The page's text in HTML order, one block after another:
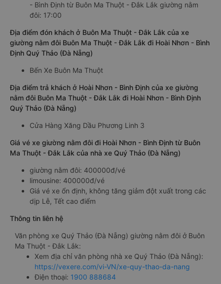
- Bình Định từ Buôn Ma Thuột - Đắk Lắk giường nằm
đôi: 17:00
Địa điểm đón khách ở Buôn Ma Thuột - Đắk Lắk của xe
giường nằm đôi Buôn Ma Thuột - Đắk Lắk đi Hoài Nhơn - Bình
Định Quý Thảo (Đà Nẵng)
Bến Xe Buôn Ma Thuột
Địa điểm trả khách ở Hoài Nhơn - Bình Định của xe giường
nằm đôi Buôn Ma Thuột - Đắk Lắk đi Hoài Nhơn - Bình Định
Quý Thảo (Đà Nẵng)
Cửa Hàng Xăng Dầu Phương Linh 3
Giá vé xe giường nằm đôi đi Hoài Nhơn - Bình Định từ Buôn
Ma Thuột - Đắk Lắk của nhà xe Quý Thảo (Đà Nẵng)
giường nằm đôi: 400000đ/vé
limousine: 400000đ/vé
Giá vé xe ổn định, không tăng giảm đột xuất trong các
dịp Lễ, Tết cao điểm
Thông tin liên hệ
Văn phòng xe Quý Thảo (Đà Nẵng) giường nằm đôi ở Buôn
Ma Thuột - Đắk Lắk:
Xem địa chỉ văn phòng nhà xe Quý Thảo (Đà Nẵng):
https://vexere.com/vi-VN/xe-quy-thao-da-nang
Điện thoại: 1900 888684